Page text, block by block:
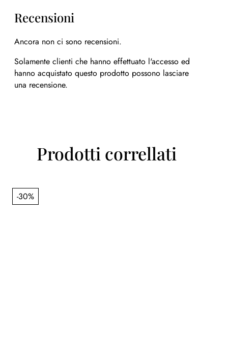
Recensioni
Ancora non ci sono recensioni.
Solamente clienti che hanno effettuato l'accesso ed
hanno acquistato questo prodotto possono lasciare
una recensione.
Prodotti correllati
-30%